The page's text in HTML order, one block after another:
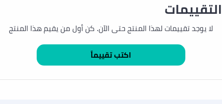
التقييمات
لا يوجد تقييمات لهذا المنتج حتى الآن. كن أول من يقيم هذا المنتج